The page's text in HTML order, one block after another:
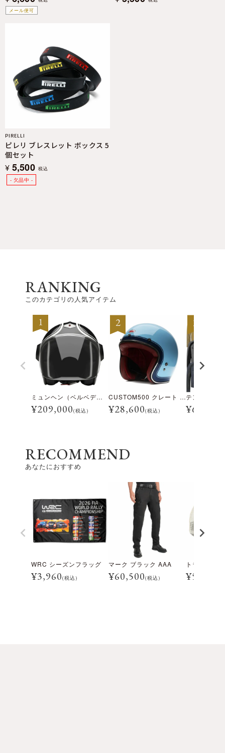
メール便可
PIRELLI
ピレリ ブレスレット ボックス 5
個セット
¥ 5,500 税込
RANKING
このカテゴリの人気アイテム
ミュンヘン（ベルベデーレ）
¥209,000(税込)
CUSTOM500 クレート アイスブルー
¥28,600(税込) ¥69,300
RECOMMEND
あなたにおすすめ
WRC シーズンフラッグ
¥3,960(税込)
マーク ブラック AAA
¥60,500(税込) ¥5,500